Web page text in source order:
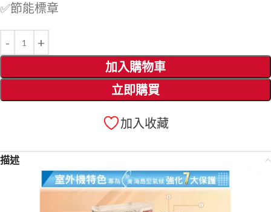
✅節能標章
加入購物車
立即購買
加入收藏
描述